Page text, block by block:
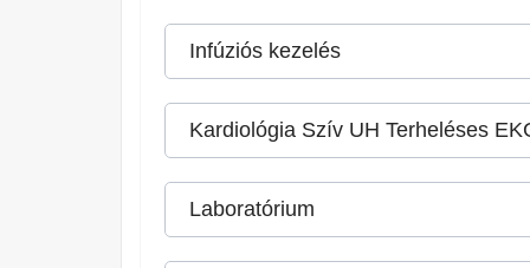
Infúziós kezelés
Kardiológia Szív UH Terheléses
Laboratórium